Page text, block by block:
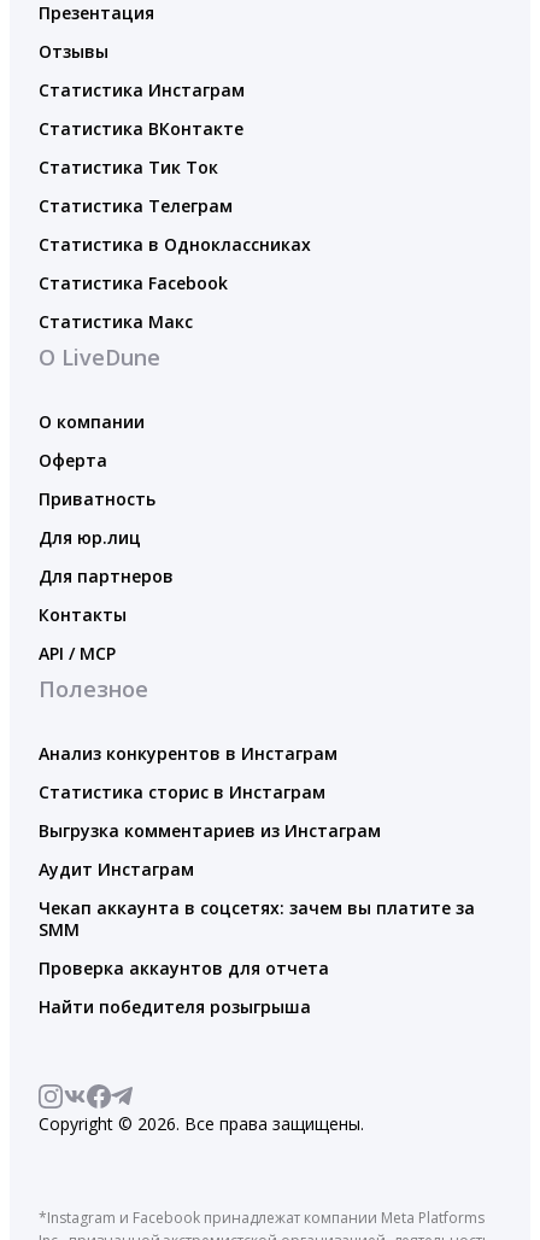
Презентация
Отзывы
Статистика Инстаграм
Статистика ВКонтакте
Статистика Тик Ток
Статистика Телеграм
Статистика в Одноклассниках
Статистика Facebook
Статистика Макс
О LiveDune
О компании
Оферта
Приватность
Для юр.лиц
Для партнеров
Контакты
API / MCP
Полезное
Анализ конкурентов в Инстаграм
Статистика сторис в Инстаграм
Выгрузка комментариев из Инстаграм
Аудит Инстаграм
Чекап аккаунта в соцсетях: зачем вы платите за
SMM
Проверка аккаунтов для отчета
Найти победителя розыгрыша
Copyright © 2026. Все права защищены.
*Instagram и Facebook принадлежат компании Meta Platforms